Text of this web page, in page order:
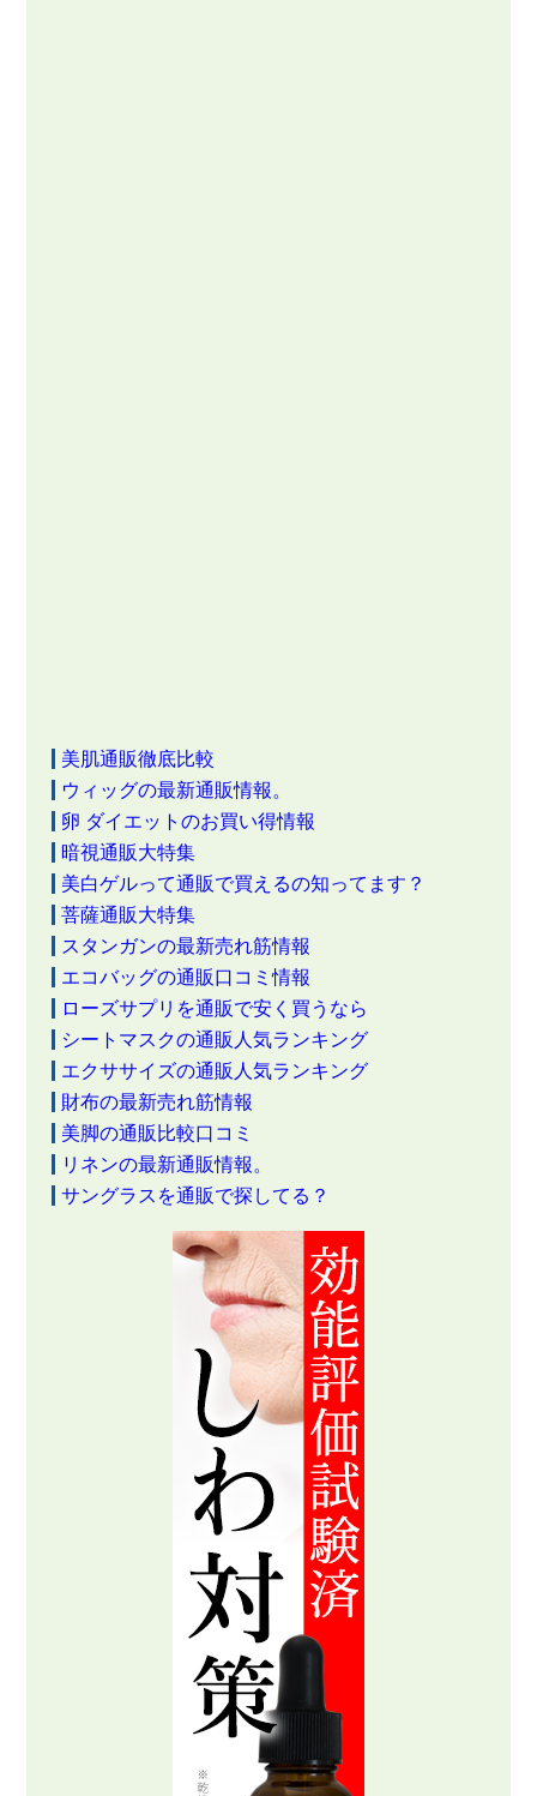
美肌通販徹底比較
ウィッグの最新通販情報。
卵 ダイエットのお買い得情報
暗視通販大特集
美白ゲルって通販で買えるの知ってます？
菩薩通販大特集
スタンガンの最新売れ筋情報
エコバッグの通販口コミ情報
ローズサプリを通販で安く買うなら
シートマスクの通販人気ランキング
エクササイズの通販人気ランキング
財布の最新売れ筋情報
美脚の通販比較口コミ
リネンの最新通販情報。
サングラスを通販で探してる？